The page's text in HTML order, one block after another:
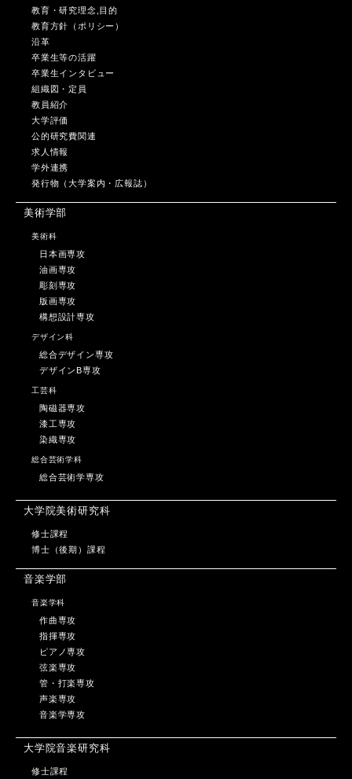
教育・研究理念,目的
教育方針（ポリシー）
沿革
卒業生等の活躍
卒業生インタビュー
組織図・定員
教員紹介
大学評価
公的研究費関連
求人情報
学外連携
発行物（大学案内・広報誌）
美術学部
美術科
日本画専攻
油画専攻
彫刻専攻
版画専攻
構想設計専攻
デザイン科
総合デザイン専攻
デザインB専攻
工芸科
陶磁器専攻
漆工専攻
染織専攻
総合芸術学科
総合芸術学専攻
大学院美術研究科
修士課程
博士（後期）課程
音楽学部
音楽学科
作曲専攻
指揮専攻
ピアノ専攻
弦楽専攻
管・打楽専攻
声楽専攻
音楽学専攻
大学院音楽研究科
修士課程